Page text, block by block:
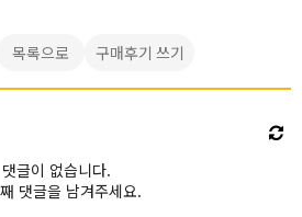
목록으로 구매후기 쓰기
댓글이 없습니다.
댓글을 남겨주세요.